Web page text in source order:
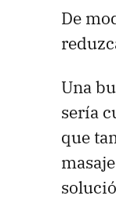
De
Una
sería
que